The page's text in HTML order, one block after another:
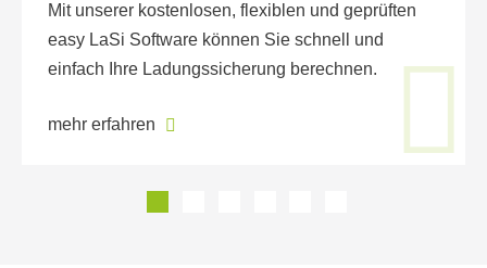
Mit unserer kostenlosen, flexiblen und geprüften
easy LaSi Software können Sie schnell und
einfach Ihre Ladungssicherung berechnen.
mehr erfahren